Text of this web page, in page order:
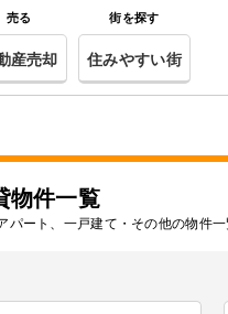
売る
産売却
街を探す
住みやすい街
物件一覧
ート、一戸建て・その他の物件一